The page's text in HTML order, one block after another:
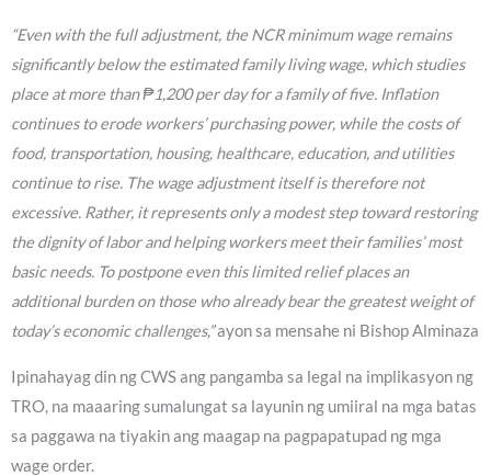
“Even with the full adjustment, the NCR minimum wage remains
significantly below the estimated family living wage, which studies
place at more than ₱1,200 per day for a family of five. Inflation
continues to erode workers’ purchasing power, while the costs of
food, transportation, housing, healthcare, education, and utilities
continue to rise. The wage adjustment itself is therefore not
excessive. Rather, it represents only a modest step toward restoring
the dignity of labor and helping workers meet their families’ most
basic needs. To postpone even this limited relief places an
additional burden on those who already bear the greatest weight of
today’s economic challenges,”ayon sa mensahe ni Bishop Alminaza
Ipinahayag din ng CWS ang pangamba sa legal na implikasyon ng
TRO, na maaaring sumalungat sa layunin ng umiiral na mga batas
sa paggawa na tiyakin ang maagap na pagpapatupad ng mga
wage order.